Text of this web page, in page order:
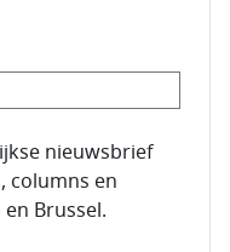
nieuwsbrief
columns en
Brussel.